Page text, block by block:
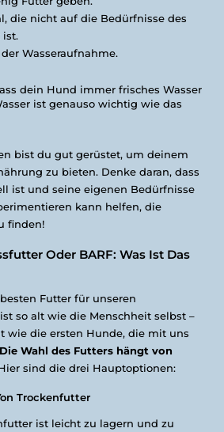
die nicht auf die Bedürfnisse des
Wasseraufnahme.
dein Hund immer frisches Wasser
ist genauso wichtig wie das
bist du gut gerüstet, um deinem
zu bieten. Denke daran, dass
ist und seine eigenen Bedürfnisse
kann helfen, die
finden!
Oder BARF: Was Ist Das
Futter für unseren
so alt wie die Menschheit selbst –
wie die ersten Hunde, die mit uns
Die Wahl des Futters hängt von
sind die drei Hauptoptionen:
Trockenfutter
ist leicht zu lagern und zu